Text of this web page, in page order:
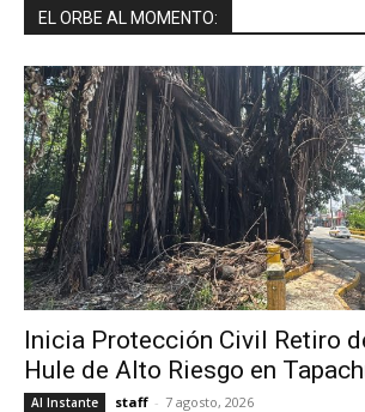
EL ORBE AL MOMENTO:
Inicia Protección Civil Retiro
Hule de Alto Riesgo en
Al Instante staff - 7 agosto, 2026